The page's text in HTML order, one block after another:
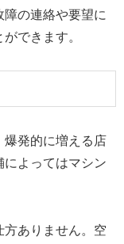
の連絡や要望に
できます。
爆発的に増える店
よってはマシン
方ありません。空